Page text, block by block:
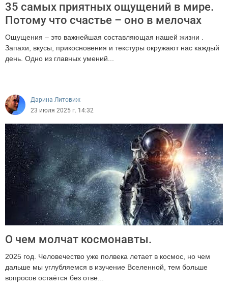
35 самых приятных ощущений в мире.
Потому что счастье – оно в мелочах
Ощущения – это важнейшая составляющая нашей жизни .
Запахи, вкусы, прикосновения и текстуры окружают нас каждый
день. Одно из главных умений...
Дарина Литовиж
23 июля 2025 г. 14:32
О чем молчат космонавты.
2025 год. Человечество уже полвека летает в космос, но чем
дальше мы углубляемся в изучение Вселенной, тем больше
вопросов остаётся без отве...